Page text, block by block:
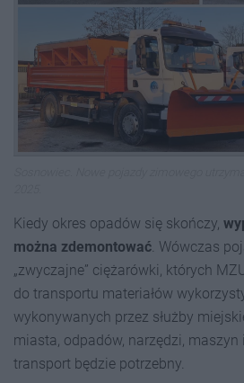
Kiedy okres opadów się skończy,
można zdemontować . Wówczas
„zwyczajne” ciężarówki, których
do transportu materiałów
wykonywanych przez służby
miasta, odpadów, narzędzi, maszyn
transport będzie potrzebny.